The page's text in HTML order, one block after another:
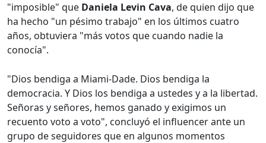
"imposible" que Daniela Levin Cava, de quien dijo que
ha hecho "un pésimo trabajo" en los últimos cuatro
años, obtuviera "más votos que cuando nadie la
conocía".
"Dios bendiga a Miami-Dade. Dios bendiga la
democracia. Y Dios los bendiga a ustedes y a la libertad.
Señoras y señores, hemos ganado y exigimos un
recuento voto a voto", concluyó el influencer ante un
grupo de seguidores que en algunos momentos